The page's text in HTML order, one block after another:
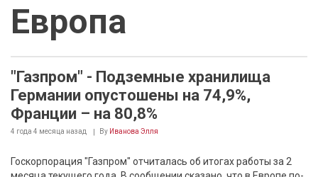
Европа
"Газпром" - Подземные хранилища
Германии опустошены на 74,9%,
Франции – на 80,8%
4 года 4 месяца назад By Иванова Элля
Госкорпорация "Газпром" отчиталась об итогах работы за 2